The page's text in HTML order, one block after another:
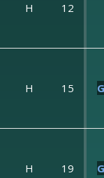
H 12
H 15
H 19